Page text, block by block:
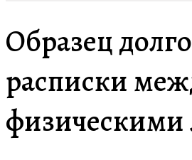
Образец
расписки